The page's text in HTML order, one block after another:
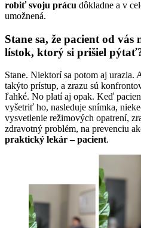
robiť svoju prácu dôkladne a v
umožnená.
Stane sa, že pacient od vás
lístok, ktorý si prišiel
Stane. Niektorí sa potom aj
takýto prístup, a zrazu sú
ľahké. No platí aj opak. Keď
vyšetriť ho, nasleduje snímka,
vysvetlenie režimových opatrení,
zdravotný problém, na prevenciu
praktický lekár – pacient.